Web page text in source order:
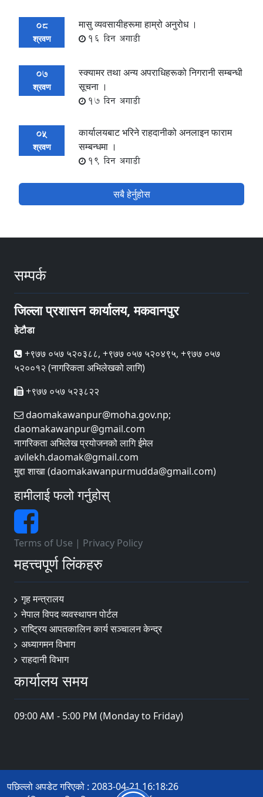
08
श्रवण
मासु व्यवसायीहरूमा हाम्रो अनुरोध ।
16 दिन अगाडी
07
श्रवण
स्क्यामर तथा अन्य अपराधिहरूको निगरानी सम्बन्धी
सूचना ।
17 दिन अगाडी
05
श्रवण
कार्यालयबाट भरिने राहदानीको अनलाइन फाराम
सम्बन्धमा ।
19 दिन अगाडी
सबै हेर्नुहोस
सम्पर्क
जिल्ला प्रशासन कार्यालय, मकवानपुर
हेटौडा
+९७७ ०५७ ५२०३८८, +९७७ ०५७ ५२०४९५, +९७७ ०५७
५२००१२ (नागरिकता अभिलेखको लागि)
+९७७ ०५७ ५२३८२२
daomakawanpur@moha.gov.np;
daomakawanpur@gmail.com
नागरिकता अभिलेख प्रयोजनको लागि ईमेल
avilekh.daomak@gmail.com
मुद्दा शाखा (daomakawanpurmudda@gmail.com)
हामीलाई फलो गर्नुहोस्
Terms of Use | Privacy Policy
महत्त्वपूर्ण लिंकहरु
गृह मन्त्रालय
नेपाल विपद व्यवस्थापन पोर्टल
राष्ट्रिय आपतकालिन कार्य सञ्चालन केन्द्र
अध्यागमन विभाग
राहदानी विभाग
कार्यालय समय
09:00 AM - 5:00 PM (Monday to Friday)
पछिल्लो अपडेट गरिएको : 2083-04-21 16:18:26